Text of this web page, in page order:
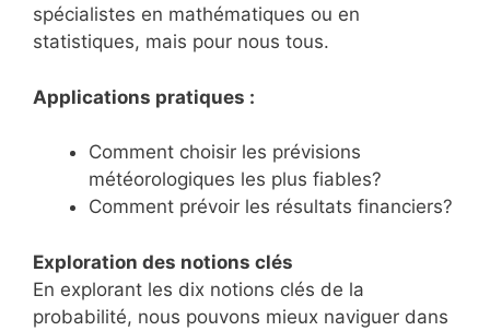
spécialistes en mathématiques ou en
statistiques, mais pour nous tous.
Applications pratiques :
Comment choisir les prévisions
météorologiques les plus fiables?
Comment prévoir les résultats financiers?
Exploration des notions clés
En explorant les dix notions clés de la
probabilité, nous pouvons mieux naviguer dans